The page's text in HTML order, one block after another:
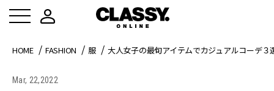
HOME FASHION 服 大人女子の最旬アイテムでカジュアルコーデ
Mar, 22,2022